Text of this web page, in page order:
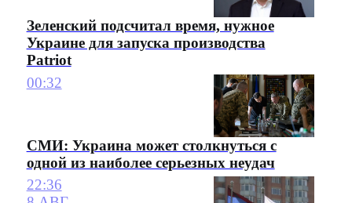
Зеленский подсчитал время, нужное
Украине для запуска производства
Patriot
00:32
СМИ: Украина может столкнуться с
одной из наиболее серьезных неудач
22:36